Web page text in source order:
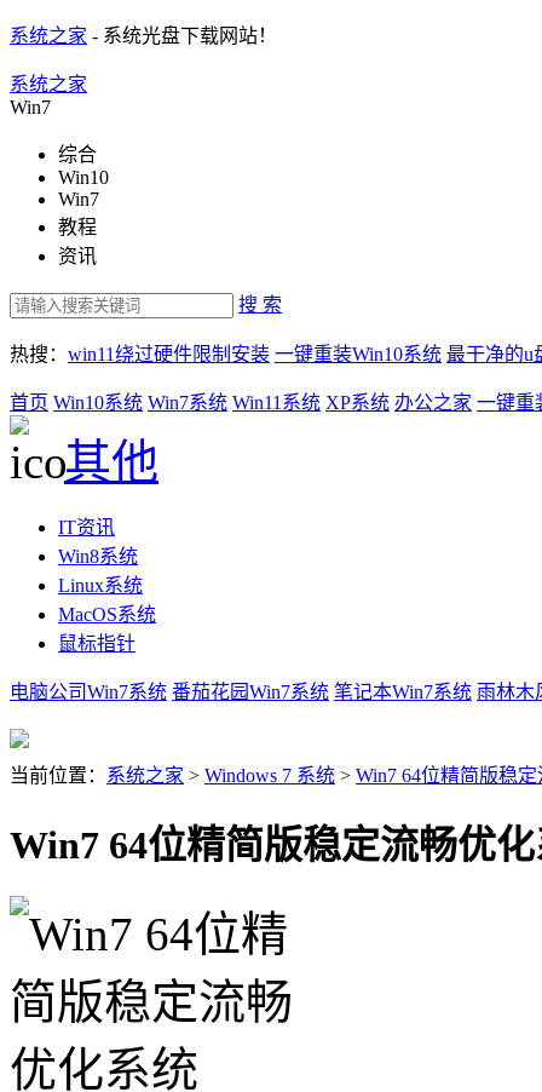
系统之家 - 系统光盘下载网站！
系统之家
Win7
综合
Win10
Win7
教程
资讯
搜 索
热搜： win11绕过硬件限制安装 一键重装Win10系统 最干净的u
首页 Win10系统 Win7系统 Win11系统 XP系统 办公之家 一键重
其他
IT资讯
Win8系统
Linux系统
MacOS系统
鼠标指针
电脑公司Win7系统 番茄花园Win7系统 笔记本Win7系统 雨林木
当前位置： 系统之家 > Windows 7 系统 > Win7 64位精简版稳
Win7 64位精简版稳定流畅优